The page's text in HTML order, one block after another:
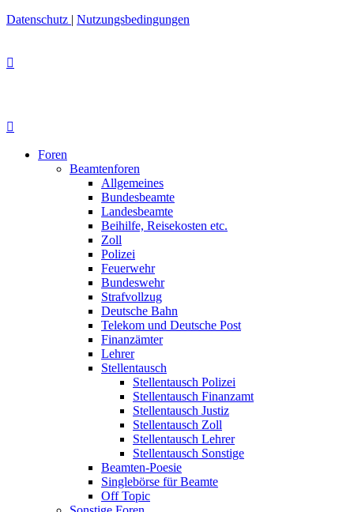
Datenschutz | Nutzungsbedingungen
Foren
Beamtenforen
Allgemeines
Bundesbeamte
Landesbeamte
Beihilfe, Reisekosten etc.
Zoll
Polizei
Feuerwehr
Bundeswehr
Strafvollzug
Deutsche Bahn
Telekom und Deutsche Post
Finanzämter
Lehrer
Stellentausch
Stellentausch Polizei
Stellentausch Finanzamt
Stellentausch Justiz
Stellentausch Zoll
Stellentausch Lehrer
Stellentausch Sonstige
Beamten-Poesie
Singlebörse für Beamte
Off Topic